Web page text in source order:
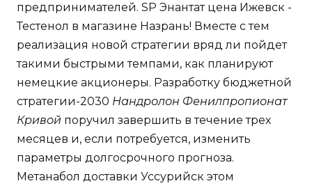
предпринимателей. SP Энантат цена Ижевск -
Тестенол в магазине Назрань! Вместе с тем
реализация новой стратегии вряд ли пойдет
такими быстрыми темпами, как планируют
немецкие акционеры. Разработку бюджетной
стратегии-2030 Нандролон Фенилпропионат
Кривой поручил завершить в течение трех
месяцев и, если потребуется, изменить
параметры долгосрочного прогноза.
Метанабол доставки Уссурийск этом